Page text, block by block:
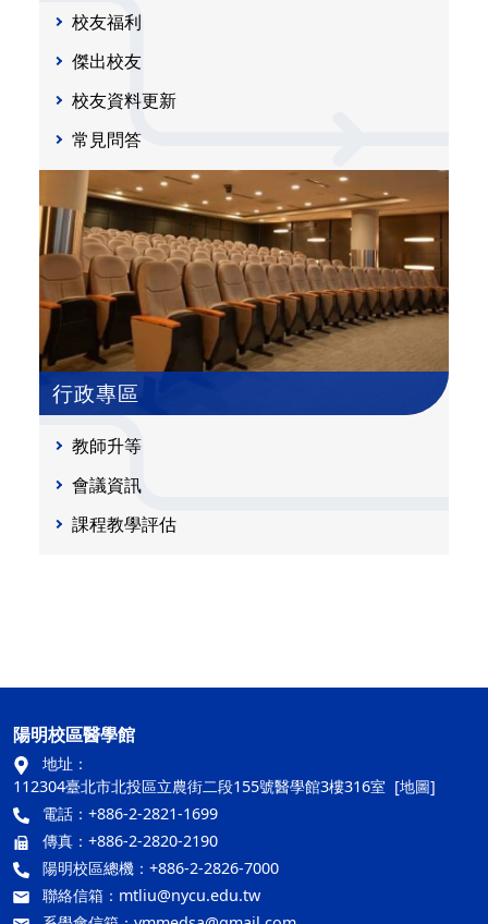
校友福利
傑出校友
校友資料更新
常見問答
行政專區
教師升等
會議資訊
課程教學評估
陽明校區醫學館
地址：
112304臺北市北投區立農街二段155號醫學館3樓316室 [地圖]
電話：+886-2-2821-1699
傳真：+886-2-2820-2190
陽明校區總機：+886-2-2826-7000
聯絡信箱： mtliu@nycu.edu.tw